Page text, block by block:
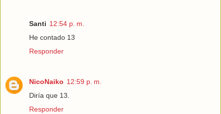
Santi 12:54 p. m.
He contado 13
Responder
NicoNaiko 12:59 p. m.
Diría que 13.
Responder